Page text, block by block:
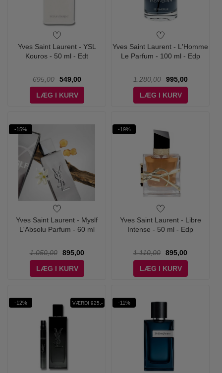
Yves Saint Laurent - YSL
Kouros - 50 ml - Edt
695,00
549,00
LÆG I KURV
Yves Saint Laurent - L'Homme
Le Parfum - 100 ml - Edp
1.280,00
995,00
LÆG I KURV
-15%
Yves Saint Laurent - Myslf
L'Absolu Parfum - 60 ml
1.050,00
895,00
LÆG I KURV
-19%
Yves Saint Laurent - Libre
Intense - 50 ml - Edp
1.110,00
895,00
LÆG I KURV
-12% VÆRDI 925,- -11%